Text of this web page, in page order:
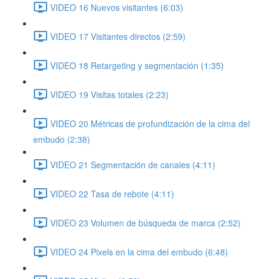
VIDEO 16 Nuevos visitantes (6:03)
VIDEO 17 Visitantes directos (2:59)
VIDEO 18 Retargeting y segmentación (1:35)
VIDEO 19 Visitas totales (2:23)
VIDEO 20 Métricas de profundización de la cima del
embudo (2:38)
VIDEO 21 Segmentación de canales (4:11)
VIDEO 22 Tasa de rebote (4:11)
VIDEO 23 Volumen de búsqueda de marca (2:52)
VIDEO 24 Pixels en la cima del embudo (6:48)